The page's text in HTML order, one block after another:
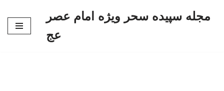
مجله سپیده سحر ویژه امام عصر
عج